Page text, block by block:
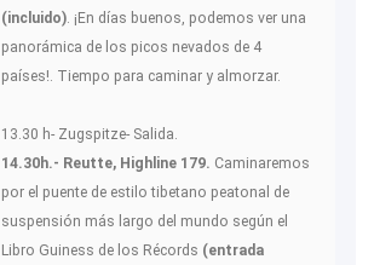
(incluido). ¡En días buenos, podemos ver una
panorámica de los picos nevados de 4
países!. Tiempo para caminar y almorzar.
13.30 h- Zugspitze- Salida.
14.30h.- Reutte, Highline 179. Caminaremos
por el puente de estilo tibetano peatonal de
suspensión más largo del mundo según el
Libro Guiness de los Récords (entrada